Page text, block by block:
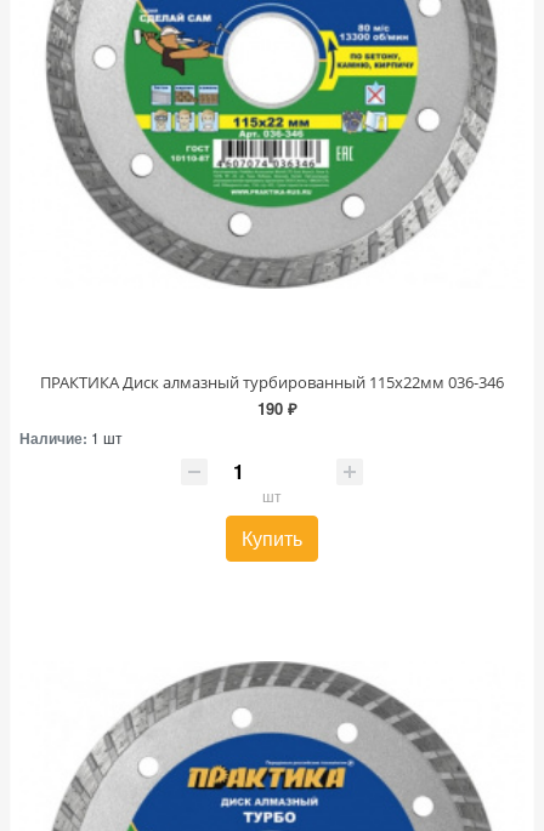
ПРАКТИКА Диск алмазный турбированный 115х22мм 036-346
190 ₽
Наличие: 1 шт
шт
Купить